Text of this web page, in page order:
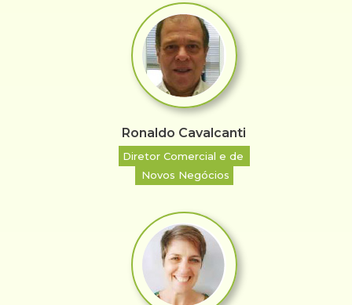
Ronaldo Cavalcanti
Diretor Comercial e de
Novos Negócios